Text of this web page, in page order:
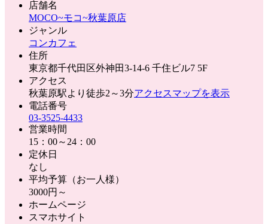
店舗名
MOCO~モコ~秋葉原店
ジャンル
コンカフェ
住所
東京都千代田区外神田3-14-6 千住ビル7 5F
アクセス
秋葉原駅より徒歩2～3分アクセスマップを表示
電話番号
03-3525-4433
営業時間
15：00～24：00
定休日
なし
平均予算（お一人様）
3000円～
ホームページ
スマホサイト